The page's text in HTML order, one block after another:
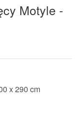
Motyle -
x 290 cm